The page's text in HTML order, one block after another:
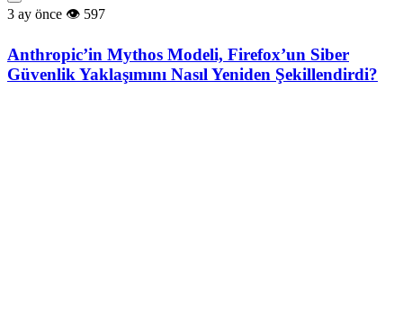
3 ay önce 597
Anthropic’in Mythos Modeli, Firefox’un Siber
Güvenlik Yaklaşımını Nasıl Yeniden Şekillendirdi?